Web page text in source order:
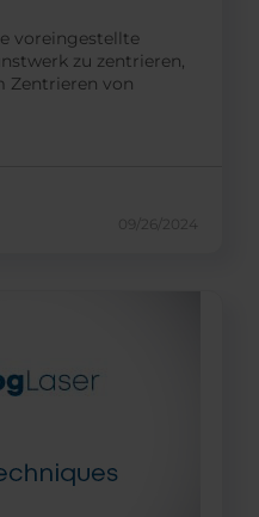
voreingestellte
zu zentrieren,
Zentrieren von
09/26/2024